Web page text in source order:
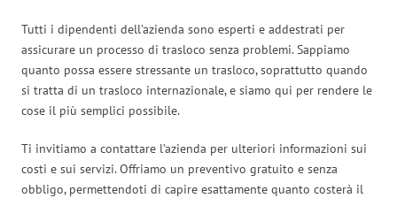
Tutti i dipendenti dell’azienda sono esperti e addestrati per
assicurare un processo di trasloco senza problemi. Sappiamo
quanto possa essere stressante un trasloco, soprattutto quando
si tratta di un trasloco internazionale, e siamo qui per rendere le
cose il più semplici possibile.
Ti invitiamo a contattare l’azienda per ulteriori informazioni sui
costi e sui servizi. Offriamo un preventivo gratuito e senza
obbligo, permettendoti di capire esattamente quanto costerà il